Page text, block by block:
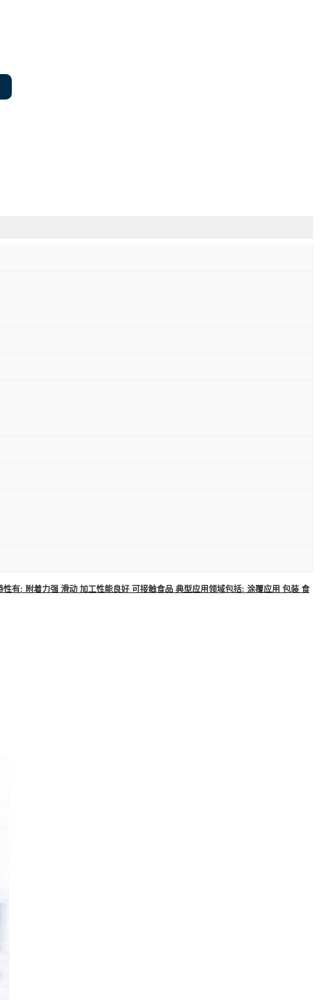
有: 附着力强 滑动 加工性能良好 可接触食品 典型应用领域包括: 涂覆应用 包装 食